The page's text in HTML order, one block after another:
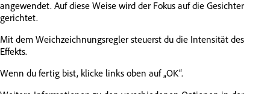
angewendet. Auf diese Weise wird der Fokus auf die Gesichter
gerichtet.
Mit dem Weichzeichnungsregler steuerst du die Intensität des
Effekts.
Wenn du fertig bist, klicke links oben auf „OK“.